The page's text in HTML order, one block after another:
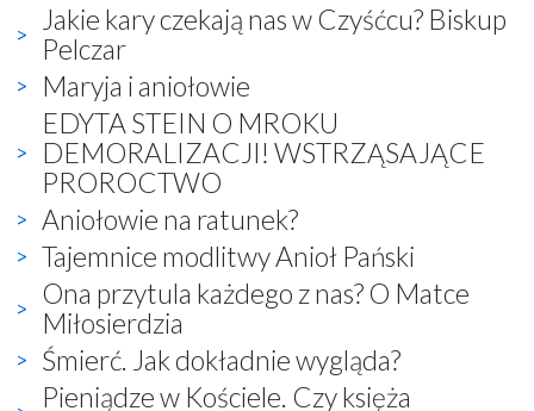
Jakie kary czekają nas w Czyśćcu? Biskup
Pelczar
Maryja i aniołowie
EDYTA STEIN O MROKU
DEMORALIZACJI! WSTRZĄSAJĄCE
PROROCTWO
Aniołowie na ratunek?
Tajemnice modlitwy Anioł Pański
Ona przytula każdego z nas? O Matce
Miłosierdzia
Śmierć. Jak dokładnie wygląda?
Pieniądze w Kościele. Czy księża